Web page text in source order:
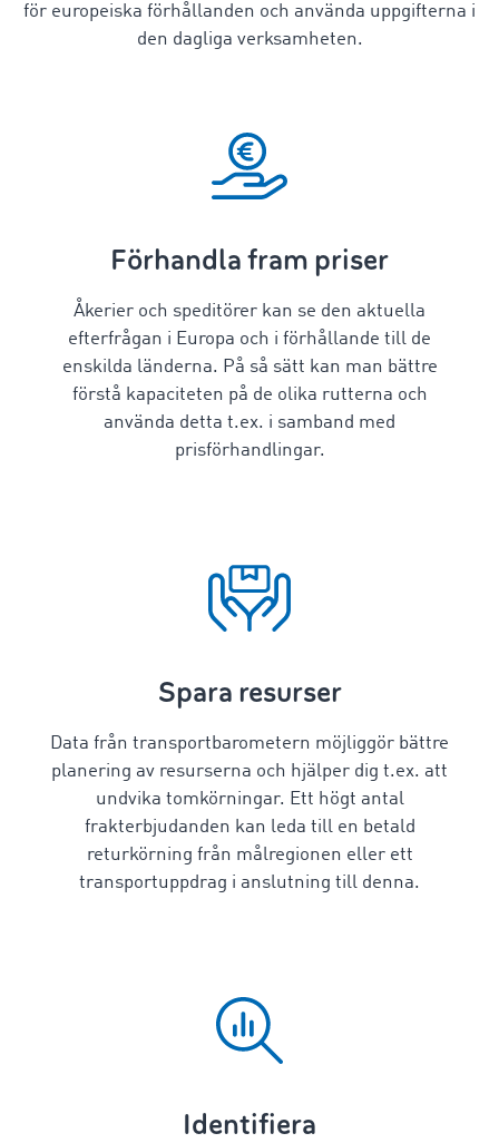
för europeiska förhållanden och använda uppgifterna i
den dagliga verksamheten.
Förhandla fram priser
Åkerier och speditörer kan se den aktuella
efterfrågan i Europa och i förhållande till de
enskilda länderna. På så sätt kan man bättre
förstå kapaciteten på de olika rutterna och
använda detta t.ex. i samband med
prisförhandlingar.
Spara resurser
Data från transportbarometern möjliggör bättre
planering av resurserna och hjälper dig t.ex. att
undvika tomkörningar. Ett högt antal
frakterbjudanden kan leda till en betald
returkörning från målregionen eller ett
transportuppdrag i anslutning till denna.
Identifiera